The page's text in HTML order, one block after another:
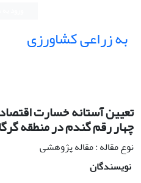
به زراعی کشاورزی
تعیین آستانه خسارت
چهار رقم گندم در منطقه
نوع مقاله : مقاله پژوهشی
نویسندگان